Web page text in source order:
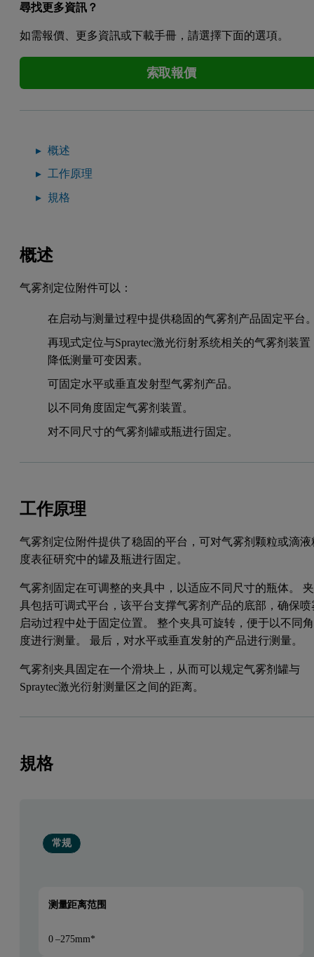
尋找更多資訊？
如需報價、更多資訊或下載手冊，請選擇下面的選項。
索取報價
概述
工作原理
規格
概述
气雾剂定位附件可以：
在启动与测量过程中提供稳固的气雾剂产品固定平台
再现式定位与Spraytec激光衍射系统相关的气雾剂装置
降低测量可变因素。
可固定水平或垂直发射型气雾剂产品。
以不同角度固定气雾剂装置。
对不同尺寸的气雾剂罐或瓶进行固定。
工作原理
气雾剂定位附件提供了稳固的平台，可对气雾剂颗粒或滴液
度表征研究中的罐及瓶进行固定。
气雾剂固定在可调整的夹具中，以适应不同尺寸的瓶体。 夹
具包括可调式平台，该平台支撑气雾剂产品的底部，确保喷
启动过程中处于固定位置。 整个夹具可旋转，便于以不同角
度进行测量。 最后，对水平或垂直发射的产品进行测量。
气雾剂夹具固定在一个滑块上，从而可以规定气雾剂罐与
Spraytec激光衍射测量区之间的距离。
規格
常规
测量距离范围
0 –275mm*